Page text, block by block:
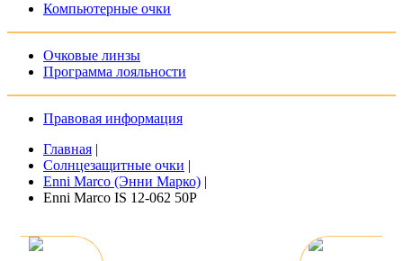
Компьютерные очки
Очковые линзы
Программа лояльности
Правовая информация
Главная |
Солнцезащитные очки |
Enni Marco (Энни Марко) |
Enni Marco IS 12-062 50P